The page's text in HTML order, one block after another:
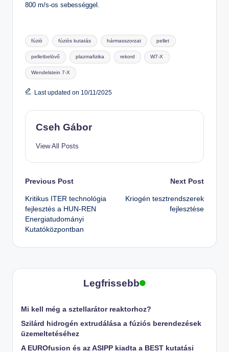
800 m/s-os sebességgel.
Tags:
fúzió fúziós kutatás hármasszorzat pellet
pelletbelövő plazmafizika rekord W7-X
Wendelstein 7-X
Last updated on 10/11/2025
Cseh Gábor
View All Posts
Post
navigation
Previous Post
Kritikus ITER technológia
fejlesztés a HUN-REN
Energiatudományi
Kutatóközpontban
Next Post
Kriogén tesztrendszerek
fejlesztése
Legfrissebb
Mi kell még a sztellarátor reaktorhoz?
Szilárd hidrogén extrudálása a fúziós berendezések
üzemeltetéséhez
A EUROfusion és az ASIPP kiadta a BEST kutatási